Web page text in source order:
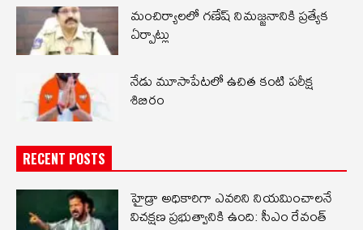
మంచిర్యాలలో గణేష్ నిమజ్జనానికి ప్రత్యేక
ఏర్పాట్లు
నేడు మూసాపేటలో ఉచిత కంటి పరీక్ష
శిబిరం
RECENT POSTS
హైడ్రా అధికారిగా ఎవరిని నియమించాలనే
విచక్షణ ప్రభుత్వానికి ఉంది: సీఎం రేవంత్